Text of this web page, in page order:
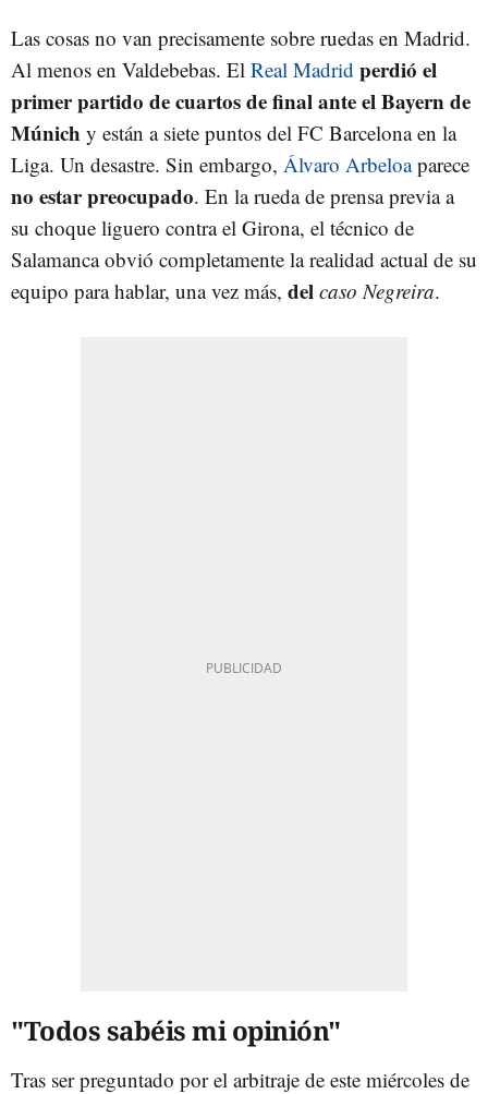
Las cosas no van precisamente sobre ruedas en Madrid.
Al menos en Valdebebas. El Real Madrid perdió el
primer partido de cuartos de final ante el Bayern de
Múnich y están a siete puntos del FC Barcelona en la
Liga. Un desastre. Sin embargo, Álvaro Arbeloaparece
no estar preocupado. En la rueda de prensa previa a
su choque liguero contra el Girona, el técnico de
Salamanca obvió completamente la realidad actual de su
equipo para hablar, una vez más, del caso Negreira.
"Todos sabéis mi opinión"
Tras ser preguntado por el arbitraje de este miércoles de